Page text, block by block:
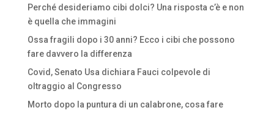
Perché desideriamo cibi dolci? Una risposta c’è e non
è quella che immagini
Ossa fragili dopo i 30 anni? Ecco i cibi che possono
fare davvero la differenza
Covid, Senato Usa dichiara Fauci colpevole di
oltraggio al Congresso
Morto dopo la puntura di un calabrone, cosa fare